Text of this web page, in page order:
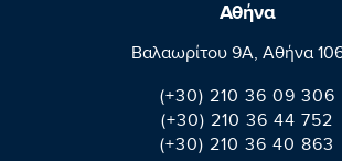
Αθήνα
Βαλαωρίτου 9A, Aθήνα
(+30) 210 36 09 306
(+30) 210 36 44 752
(+30) 210 36 40 863